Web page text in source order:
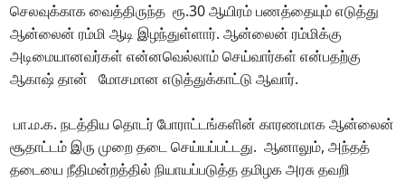
செலவுக்காக வைத்திருந்த ரூ.30 ஆயிரம் பணத்தையும் எடுத்து
ஆன்லைன் ரம்மி ஆடி இழந்துள்ளார். ஆன்லைன் ரம்மிக்கு
அடிமையானவர்கள் என்னவெல்லாம் செய்வார்கள் என்பதற்கு
ஆகாஷ் தான் மோசமான எடுத்துக்காட்டு ஆவார்.
பா.ம.க. நடத்திய தொடர் போராட்டங்களின் காரணமாக ஆன்லைன்
சூதாட்டம் இரு முறை தடை செய்யப்பட்டது. ஆனாலும், அந்தத்
தடையை நீதிமன்றத்தில் நியாயப்படுத்த தமிழக அரசு தவறி